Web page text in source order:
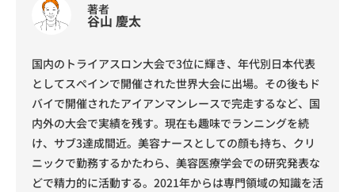
著者
谷山 慶太
国内のトライアスロン大会で3位に輝き、年代別日本代表
としてスペインで開催された世界大会に出場。その後もド
バイで開催されたアイアンマンレースで完走するなど、国
内外の大会で実績を残す。現在も趣味でランニングを続
け、サブ3達成間近。美容ナースとしての顔も持ち、クリ
ニックで勤務するかたわら、美容医療学会での研究発表な
どで精力的に活動する。2021年からは専門領域の知識を活